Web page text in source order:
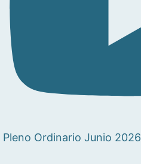
Pleno Ordinario Junio 2026